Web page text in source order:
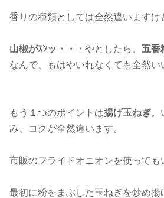
香りの種類としては全然違いますけ
山椒がｽﾝッ・・・ やとしたら、 五香
なんで、もはやいれなくても全然い
もう１つのポイントは揚げ玉ねぎ。
み、コクが全然違います。
市販のフライドオニオンを使っても
最初に粉をまぶした玉ねぎを炒め揚